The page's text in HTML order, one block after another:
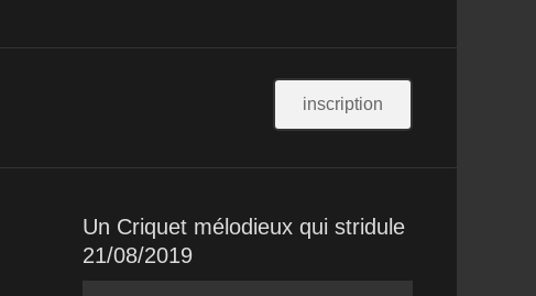
inscription
Un Criquet mélodieux qui stridule
21/08/2019